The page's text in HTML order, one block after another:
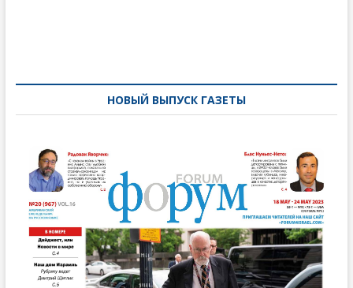
НОВЫЙ ВЫПУСК ГАЗЕТЫ